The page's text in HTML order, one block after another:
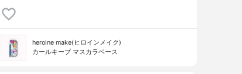
heroine make(ヒロインメイク)
カールキープ マスカラベース